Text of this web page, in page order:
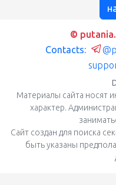
©
Contacts:
Материалы сайта носят
характер.
Сайт создан для поиска
быть указаны